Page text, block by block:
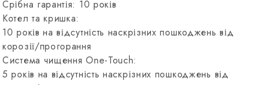
Срібна гарантія: 10 років
Котел та кришка:
10 років на відсутність наскрізних пошкоджень від
корозії/прогорання
Система чищення One-Touch:
5 років на відсутність наскрізних пошкоджень від